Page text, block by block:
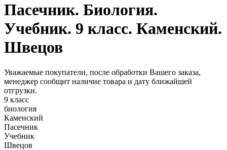
Пасечник. Биология.
Учебник. 9 класс. Каменский.
Швецов
Уважаемые покупатели, после обработки Вашего заказа,
менеджер сообщит наличие товара и дату ближайшей
отгрузки.
9 класс
биология
Каменский
Пасечник
Учебник
Швецов